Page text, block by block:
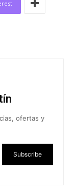
ofertas y
Subscribe